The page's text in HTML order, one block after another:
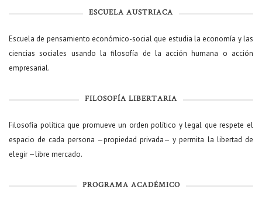
ESCUELA AUSTRIACA
Escuela de pensamiento económico-social que estudia la economía y las
ciencias sociales usando la filosofía de la acción humana o acción
empresarial.
FILOSOFÍA LIBERTARIA
Filosofía política que promueve un orden político y legal que respete el
espacio de cada persona —propiedad privada— y permita la libertad de
elegir —libre mercado.
PROGRAMA ACADÉMICO